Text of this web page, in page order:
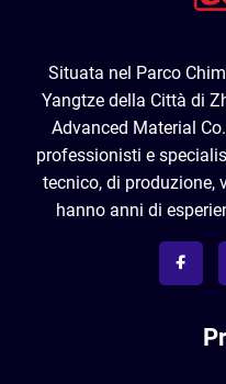
Situata nel Parco
Yangtze della Città di
Advanced Material
professionisti e
tecnico, di produzione,
hanno anni di